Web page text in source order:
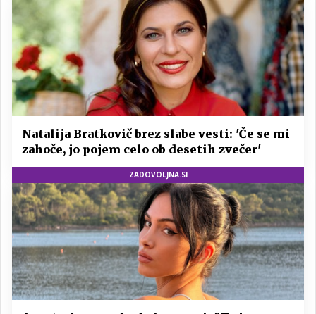
Natalija Bratkovič brez slabe vesti: 'Če se mi
zahoče, jo pojem celo ob desetih zvečer'
ZADOVOLJNA.SI